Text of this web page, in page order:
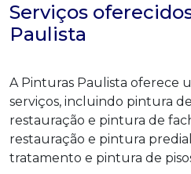
Serviços
Paulista
A Pinturas Paulista oferece
serviços, incluindo pintura
restauração e pintura de
restauração e pintura
tratamento e pintura de